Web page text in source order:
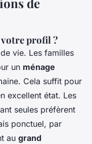
profil ?
vie. Les familles
un ménage
Cela suffit pour
excellent état. Les
seules préfèrent
ponctuel, par
au grand